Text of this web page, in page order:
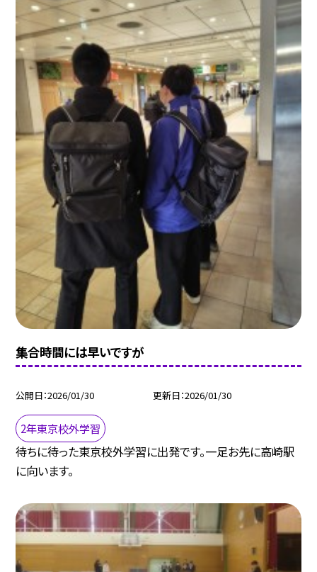
集合時間には早いですが
公開日 2026/01/30 更新日 2026/01/30
2年東京校外学習
待ちに待った東京校外学習に出発です。一足お先に高崎駅
に向います。